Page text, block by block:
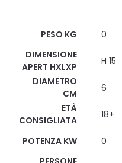
PESO KG
0
DIMENSIONE
APERT HXLXP
H 15
DIAMETRO
CM
6
ETÀ
CONSIGLIATA
18+
POTENZA KW
0